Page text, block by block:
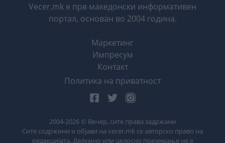
Vecer.mk е прв македонски информативен
портал, основан во 2004 година.
Маркетинг
Импресум
Контакт
Политика на приватност
2004-2026 © Вечер, сите права задржани
Сите содржини и објави на vecer.mk се авторско право на
редакцијата. Делумно или целосно преземање не е